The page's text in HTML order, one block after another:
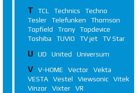
T TCL Technics
Techno
Tesler
Telefunken
Thomson
Topfield
Trony
Topdevice
Toshiba
TUVIO TV jet TV Star
U UD United Universum
V V-HOME Vector
Vekta
VESTA
Vestel Viewsonic
Vitek
Vinzor
Vixter VR